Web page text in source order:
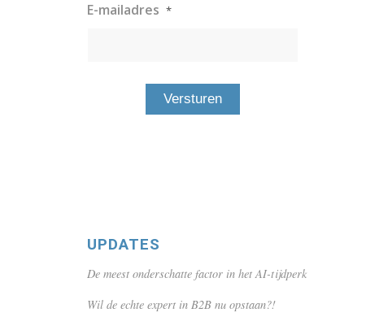
E-mailadres *
UPDATES
De meest onderschatte factor in het AI-tijdperk
Wil de echte expert in B2B nu opstaan?!